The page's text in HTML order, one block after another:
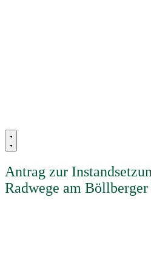
Antrag zur
Radwege am Böllberger